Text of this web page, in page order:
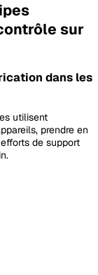
sur
dans les
utilisent
prendre en
de support